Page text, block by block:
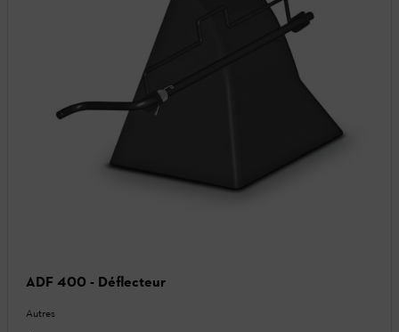
ADF 400 - Déflecteur
Autres